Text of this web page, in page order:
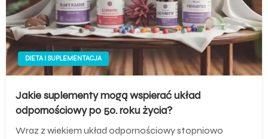
DIETA I SUPLEMENTACJA
Jakie suplementy mogą wspierać układ
odpornościowy po 50. roku życia?
Wraz z wiekiem układ odpornościowy stopniowo